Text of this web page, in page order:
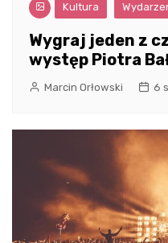
Kultura
Wygraj jeden z
występ Piotra
Marcin Orłowski 6